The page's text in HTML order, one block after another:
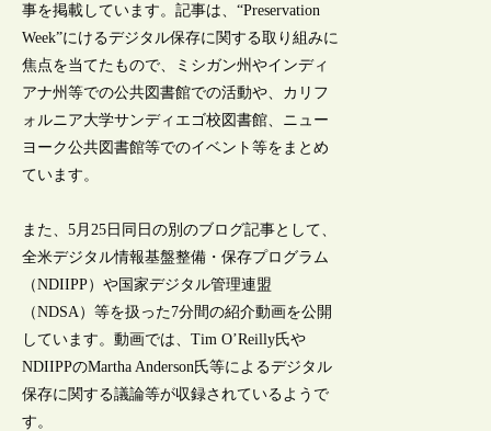
事を掲載しています。記事は、“Preservation
Week”にけるデジタル保存に関する取り組みに
焦点を当てたもので、ミシガン州やインディ
アナ州等での公共図書館での活動や、カリフ
ォルニア大学サンディエゴ校図書館、ニュー
ヨーク公共図書館等でのイベント等をまとめ
ています。
また、5月25日同日の別のブログ記事として、
全米デジタル情報基盤整備・保存プログラム
（NDIIPP）や国家デジタル管理連盟
（NDSA）等を扱った7分間の紹介動画を公開
しています。動画では、Tim O’Reilly氏や
NDIIPPのMartha Anderson氏等によるデジタル
保存に関する議論等が収録されているようで
す。